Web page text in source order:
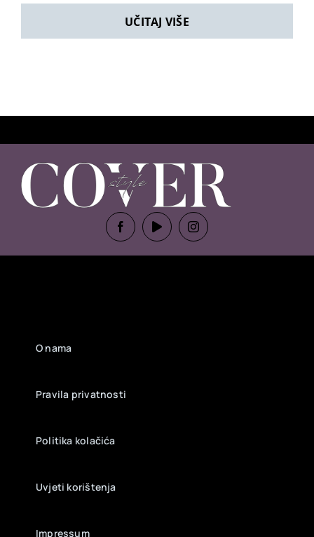
UČITAJ VIŠE
O nama
Pravila privatnosti
Politika kolačića
Uvjeti korištenja
Impressum